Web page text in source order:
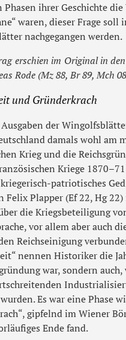
Phasen ihrer Geschichte
waren, dieser Frage
nachgegangen werden.
erschien im Original in
Rode (Mz 88, Br 89, Mch
und Gründerkrach
der
damals wohl am
Krieg und die
Kriege
patriotisches
Felix Plapper (Ef 22, Hg
die Kriegsbeteiligung
vor allem aber auch
Reichseinigung
nennen Historiker die
war, sondern
Es war eine Phase
gipfelnd im Wiener
Ende fand.